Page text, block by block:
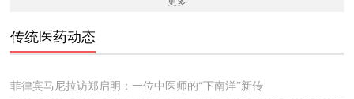
传统医药动态
菲律宾马尼拉访郑启明：一位中医师的“下南洋”新传